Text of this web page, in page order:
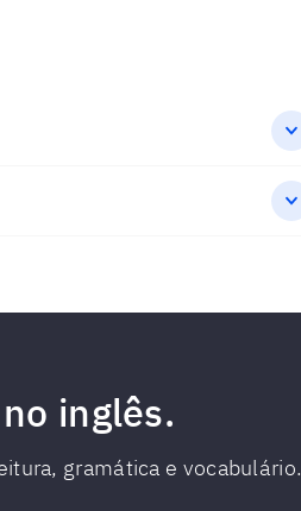
inglês.
gramática e vocabulário.